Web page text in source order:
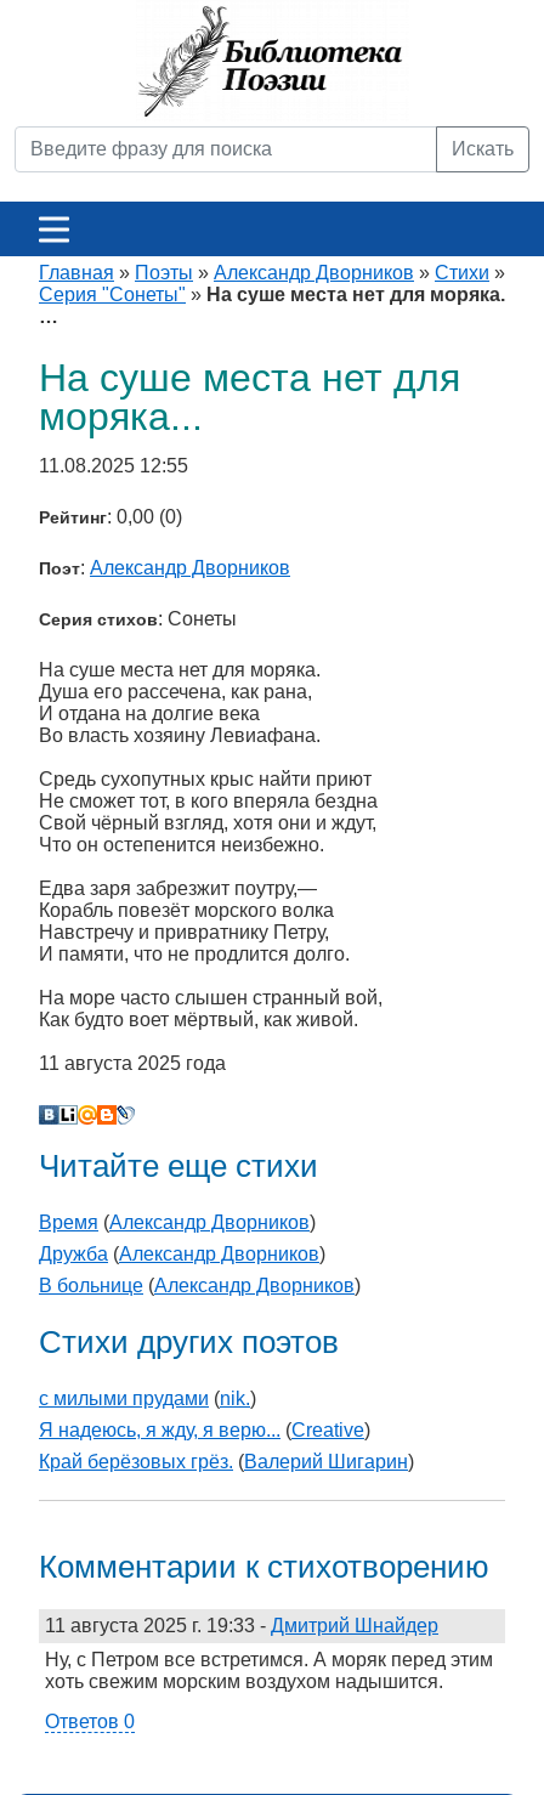
Искать
Главная » Поэты » Александр Дворников » Стихи »
Серия "Сонеты" » На суше места нет для моряка.
…
На суше места нет для
моряка...
11.08.2025 12:55
Рейтинг: 0,00 (0)
Поэт: Александр Дворников
Серия стихов: Сонеты
На суше места нет для моряка.
Душа его рассечена, как рана,
И отдана на долгие века
Во власть хозяину Левиафана.
Средь сухопутных крыс найти приют
Не сможет тот, в кого вперяла бездна
Свой чёрный взгляд, хотя они и ждут,
Что он остепенится неизбежно.
Едва заря забрезжит поутру,—
Корабль повезёт морского волка
Навстречу и привратнику Петру,
И памяти, что не продлится долго.
На море часто слышен странный вой,
Как будто воет мёртвый, как живой.
11 августа 2025 года
Читайте еще стихи
Время (Александр Дворников)
Дружба (Александр Дворников)
В больнице (Александр Дворников)
Стихи других поэтов
с милыми прудами (nik.)
Я надеюсь, я жду, я верю... (Creative)
Край берёзовых грёз. (Валерий Шигарин)
Комментарии к стихотворению
11 августа 2025 г. 19:33 - Дмитрий Шнайдер
Ну, с Петром все встретимся. А моряк перед этим
хоть свежим морским воздухом надышится.
Ответов 0